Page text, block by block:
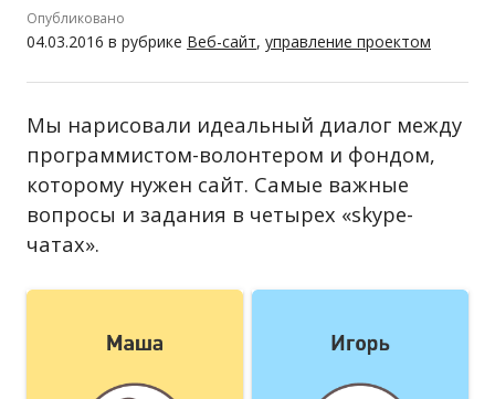
Опубликовано
04.03.2016 в рубрике Веб-сайт, управление проектом
Мы нарисовали идеальный диалог между
программистом-волонтером и фондом,
которому нужен сайт. Самые важные
вопросы и задания в четырех «skype-
чатах».